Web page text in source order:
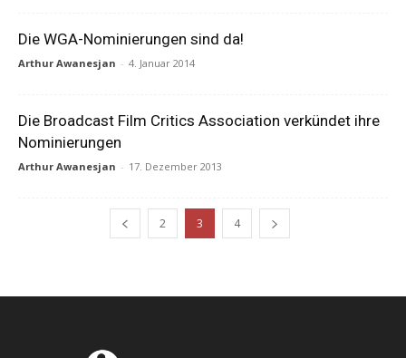
Die WGA-Nominierungen sind da!
Arthur Awanesjan - 4. Januar 2014
Die Broadcast Film Critics Association verkündet ihre
Nominierungen
Arthur Awanesjan - 17. Dezember 2013
2 3 4